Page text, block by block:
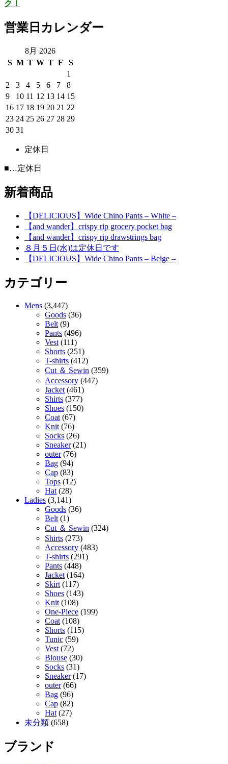
ク！
営業日カレンダー
8月 2026
S M T W T F
S
1
2
3 4 5 6 7
8
9
10 11 12 13 14 15
16 17 18 19 20 21 22
23 24 25 26 27 28 29
30 31
定休日
■…定休日
新着商品
【DELICIOUS】Wide Chino Pants – White –
【and wander】crispy rip grocery pocket bag
【and wander】crispy rip drawstrings bag
８月５日(水)は定休日です
【DELICIOUS】Wide Chino Pants – Beige –
カテゴリー
Mens (3,447)
Goods (36)
Belt (9)
Pants (496)
Vest (111)
Shorts (251)
T-shirts (412)
Cut ＆ Sewin (359)
Accessory (447)
Jacket (461)
Shirts (377)
Shoes (150)
Coat (67)
Knit (76)
Socks (26)
Sneaker(21)
outer(76)
Bag (94)
Cap (83)
Tops (12)
Hat (28)
Ladies (3,141)
Goods (36)
Belt (1)
Cut ＆ Sewin (324)
Shirts (273)
Accessory (483)
T-shirts (291)
Pants (448)
Jacket (164)
Skirt (117)
Shoes (143)
Knit (108)
One-Piece (199)
Coat (108)
Shorts (115)
Tunic (59)
Vest (72)
Blouse (30)
Socks (31)
Sneaker(17)
outer(66)
Bag (96)
Cap (82)
Hat (27)
未分類 (658)
ブランド